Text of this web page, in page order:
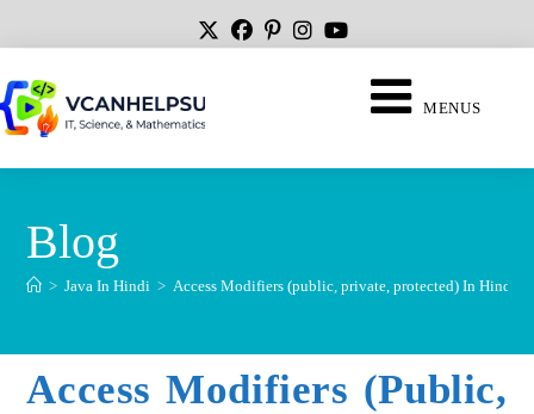
MENUS
Blog
> Java In Hindi > Access Modifiers (public, private, protected) In Hindi
Access Modifiers (public,